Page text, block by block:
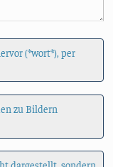
(*wort*), per
zu Bildern